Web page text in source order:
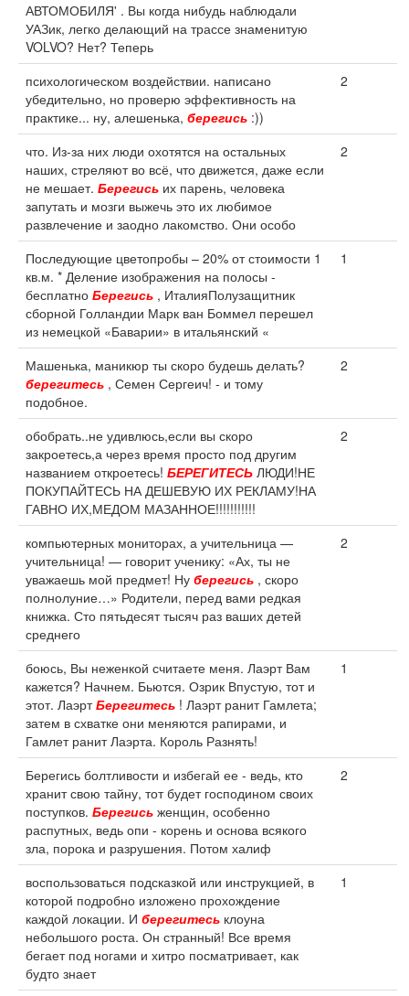
АВТОМОБИЛЯ' . Вы когда нибудь наблюдали
УАЗик, легко делающий на трассе знаменитую
VOLVO? Нет? Теперь
психологическом воздействии. написано
убедительно, но проверю эффективность на
практике... ну, алешенька, берегись :))
2
что. Из-за них люди охотятся на остальных
наших, стреляют во всё, что движется, даже если
не мешает. Берегись их парень, человека
запутать и мозги выжечь это их любимое
развлечение и заодно лакомство. Они особо
2
Последующие цветопробы – 20% от стоимости 1
кв.м. * Деление изображения на полосы -
бесплатно Берегись , ИталияПолузащитник
сборной Голландии Марк ван Боммел перешел
из немецкой «Баварии» в итальянский «
1
Машенька, маникюр ты скоро будешь делать?
берегитесь , Семен Сергеич! - и тому
подобное.
2
обобрать..не удивлюсь,если вы скоро
закроетесь,а через время просто под другим
названием откроетесь! БЕРЕГИТЕСЬ ЛЮДИ!НЕ
ПОКУПАЙТЕСЬ НА ДЕШЕВУЮ ИХ РЕКЛАМУ!НА
ГАВНО ИХ,МЕДОМ МАЗАННОЕ!!!!!!!!!!!
2
компьютерных мониторах, а учительница —
учительница! — говорит ученику: «Ах, ты не
уважаешь мой предмет! Ну берегись , скоро
полнолуние…» Родители, перед вами редкая
книжка. Сто пятьдесят тысяч раз ваших детей
среднего
2
боюсь, Вы неженкой считаете меня. Лаэрт Вам
кажется? Начнем. Бьются. Озрик Впустую, тот и
этот. ЛаэртБерегитесь ! Лаэрт ранит Гамлета;
затем в схватке они меняются рапирами, и
Гамлет ранит Лаэрта. Король Разнять!
1
Берегись болтливости и избегай ее - ведь, кто
хранит свою тайну, тот будет господином своих
поступков. Берегись женщин, особенно
распутных, ведь опи - корень и основа всякого
зла, порока и разрушения. Потом халиф
2
воспользоваться подсказкой или инструкцией, в
которой подробно изложено прохождение
каждой локации. И берегитесь клоуна
небольшого роста. Он странный! Все время
бегает под ногами и хитро посматривает, как
будто знает
1